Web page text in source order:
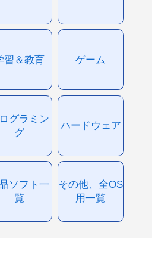
習＆教育 ゲーム
グラミン
グ
ハードウェア
ソフト一
覧
その他、全OS
用一覧